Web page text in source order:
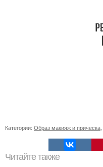
Категории: Образ макияж и прическа,
Читайте также